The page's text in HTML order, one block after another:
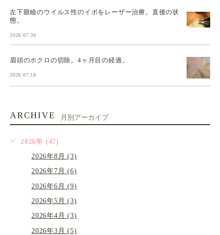
左下眼瞼のウイルス性のイボをレーザー治療。直後の状
態。
2026.07.30
眉頭のホクロの切除。4ヶ月目の経過。
2026.07.18
ARCHIVE 月別アーカイブ
2026年 (47)
2026年8月 (3)
2026年7月 (6)
2026年6月 (9)
2026年5月 (3)
2026年4月 (3)
2026年3月 (5)